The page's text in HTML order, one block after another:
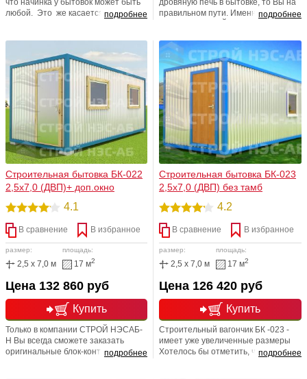
подробнее
что начинка у бытовок может быть
любой. Это же касается и
размера самого изделия, имеется
уникальная возможность,
изготовить все именно таким
образом, как требуется
непосредственно заказчику
изделия!
подробнее
дровяную печь в бытовке, то Вы на
правильном пути. Именно в
полноценный спектр
дополнительных услуг. Например,
заказать утепленный блок
контейнер, постелить линолеум,
провести электричество в бытовку,
заменить типовые окна и двери, на
стильные и современные окна ПВХ
и металлические двери
Строительная бытовка БК-022
2,5х7,0 (ДВП)+ доп.окно
4.1
В сравнение В избранное
размер:
2,5 x 7,0 м
площадь:
17 м2
Купить
Цена 132 860 руб
подробнее
Только в компании СТРОЙ НЭСАБ-
Н Вы всегда сможете заказать
оригинальные блок-контейнеры от
Строительная бытовка БК-023
2,5х7,0 (ДВП) без тамб
4.2
В сравнение В избранное
размер:
2,5 x 7,0 м
площадь:
17 м2
Купить
Цена 126 420 руб
подробнее
Строительный вагончик БК -023 -
имеет уже увеличенные размеры
Хотелось бы отметить, что именно